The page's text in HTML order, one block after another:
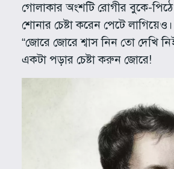
গোলাকার অংশটি রোগীর বুকে-
শোনার চেষ্টা করেন পেটে
“জোরে জোরে শ্বাস নিন তো দেখি
একটা পড়ার চেষ্টা করুন জোরে!